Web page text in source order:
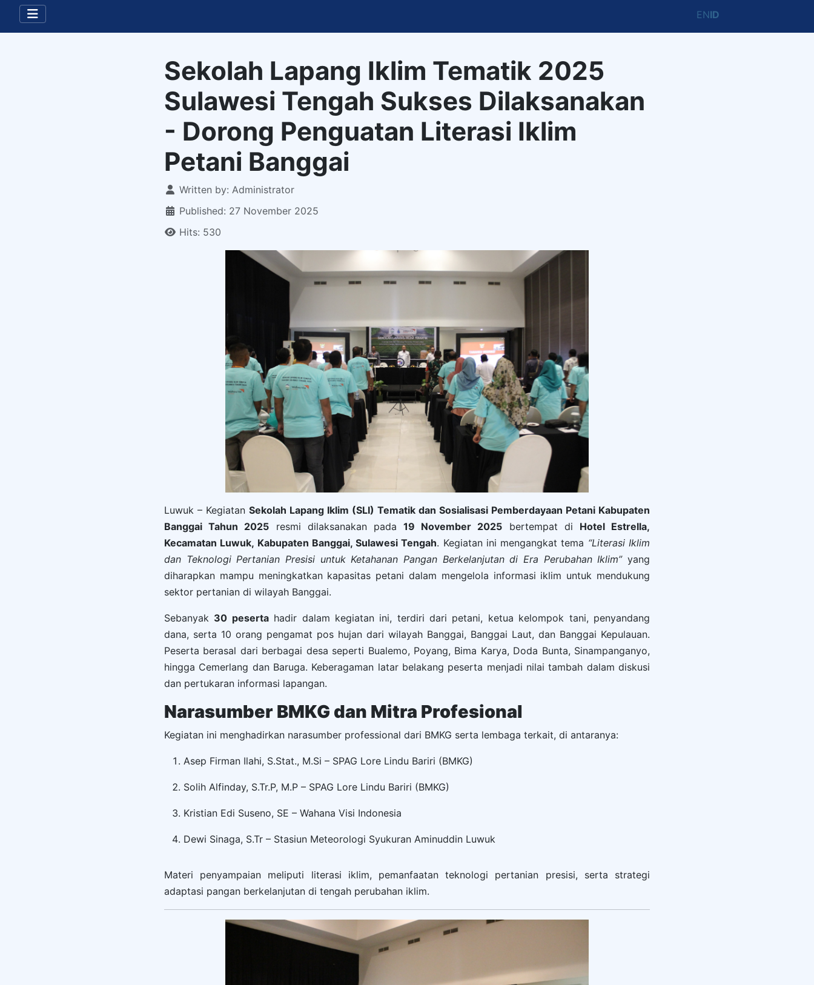
ENID
Sekolah Lapang Iklim Tematik 2025
Sulawesi Tengah Sukses Dilaksanakan
- Dorong Penguatan Literasi Iklim
Petani Banggai
Details
Written by: Administrator
Published: 27 November 2025
Hits: 530
Luwuk – Kegiatan Sekolah Lapang Iklim (SLI) Tematik dan Sosialisasi Pemberdayaan Petani Kabupaten
Banggai Tahun 2025 resmi dilaksanakan pada19 November 2025 bertempat di Hotel Estrella,
Kecamatan Luwuk, Kabupaten Banggai, Sulawesi Tengah. Kegiatan ini mengangkat tema “Literasi Iklim
dan Teknologi Pertanian Presisi untuk Ketahanan Pangan Berkelanjutan di Era Perubahan Iklim”yang
diharapkan mampu meningkatkan kapasitas petani dalam mengelola informasi iklim untuk mendukung
sektor pertanian di wilayah Banggai.
Sebanyak 30 pesertahadir dalam kegiatan ini, terdiri dari petani, ketua kelompok tani, penyandang
dana, serta 10 orang pengamat pos hujan dari wilayah Banggai, Banggai Laut, dan Banggai Kepulauan.
Peserta berasal dari berbagai desa seperti Bualemo, Poyang, Bima Karya, Doda Bunta, Sinampanganyo,
hingga Cemerlang dan Baruga. Keberagaman latar belakang peserta menjadi nilai tambah dalam diskusi
dan pertukaran informasi lapangan.
Narasumber BMKG dan Mitra Profesional
Kegiatan ini menghadirkan narasumber professional dari BMKG serta lembaga terkait, di antaranya:
Asep Firman Ilahi, S.Stat., M.Si – SPAG Lore Lindu Bariri (BMKG)
Solih Alfinday, S.Tr.P, M.P – SPAG Lore Lindu Bariri (BMKG)
Kristian Edi Suseno, SE – Wahana Visi Indonesia
Dewi Sinaga, S.Tr – Stasiun Meteorologi Syukuran Aminuddin Luwuk
Materi penyampaian meliputi literasi iklim, pemanfaatan teknologi pertanian presisi, serta strategi
adaptasi pangan berkelanjutan di tengah perubahan iklim.